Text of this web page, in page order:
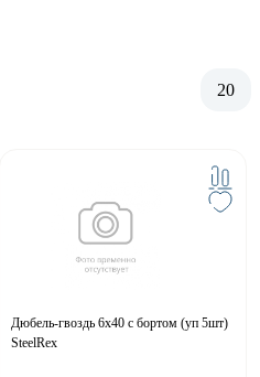
20
Дюбель-гвоздь 6х40 с бортом (уп 5шт)
SteelRex